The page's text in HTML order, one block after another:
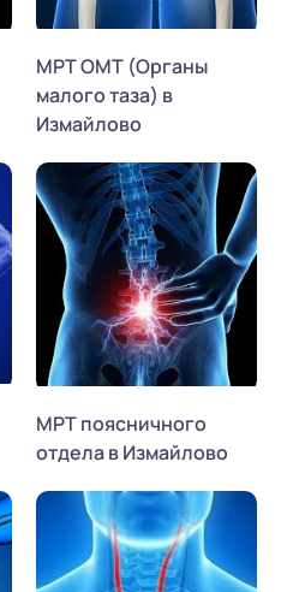
МРТ ОМТ (Органы
малого таза) в
Измайлово
МРТ поясничного
отдела в Измайлово